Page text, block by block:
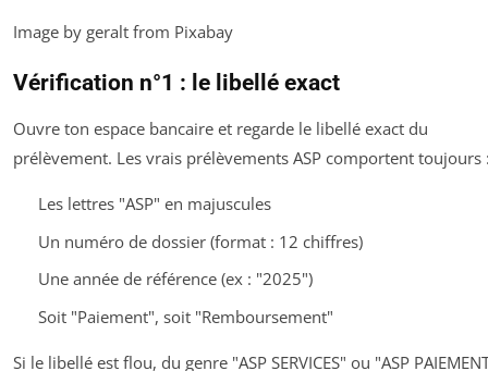
Image by geralt from Pixabay
Vérification n°1 : le libellé exact
Ouvre ton espace bancaire et regarde le libellé exact du
prélèvement. Les vrais prélèvements ASP comportent toujours
Les lettres "ASP" en majuscules
Un numéro de dossier (format : 12 chiffres)
Une année de référence (ex : "2025")
Soit "Paiement", soit "Remboursement"
Si le libellé est flou, du genre "ASP SERVICES" ou "ASP